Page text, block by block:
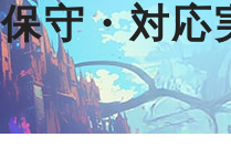
保守・対応